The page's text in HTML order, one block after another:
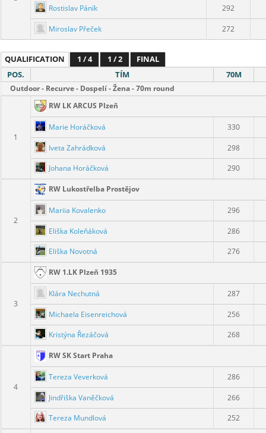
Rostislav Páník 292
Miroslav Přeček 272
QUALIFICATION 1 / 4 1 / 2
FINAL
POS.
TÍM 70M
Outdoor - Recurve - Dospelí - Žena - 70m round
1
RW LK ARCUS Plzeň
Marie Horáčková 330
Iveta Zahrádková
298
Johana Horáčková
290
2
RW Lukostřelba Prostějov
Mariia Kovalenko 296
Eliška Koleňáková
286
Eliška Novotná
276
3
RW 1.LK Plzeň 1935
Klára Nechutná 287
Michaela Eisenreichová
256
Kristýna Řezáčová
268
4
RW SK Start Praha
Tereza Veverková 286
Jindřiška Vaněčková
266
Tereza Mundlová
252